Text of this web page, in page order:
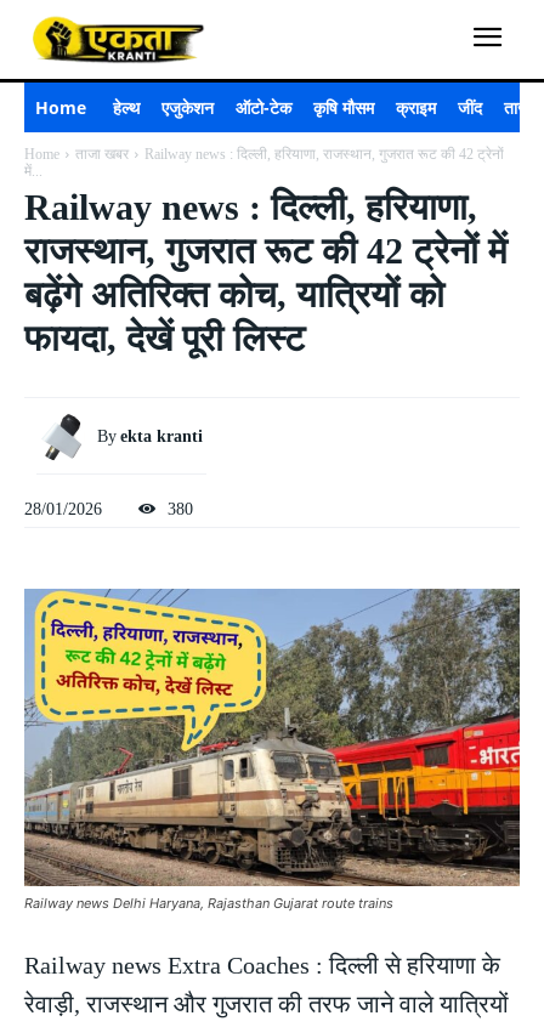
Home हेल्थ एजुकेशन ऑटो-टेक कृषि मौसम क्राइम जींद ताजा
Home ताजा खबर
Railway news : दिल्ली, हरियाणा, राजस्थान, गुजरात रूट की 42 ट्रेनों
में...
Railway news : दिल्ली, हरियाणा,
राजस्थान, गुजरात रूट की 42 ट्रेनों में
बढ़ेंगे अतिरिक्त कोच, यात्रियों को
फायदा, देखें पूरी लिस्ट
By ekta kranti
28/01/2026 380
Railway news Delhi Haryana, Rajasthan Gujarat route trains
Railway news Extra Coaches : दिल्ली से हरियाणा के
रेवाड़ी, राजस्थान और गुजरात की तरफ जाने वाले यात्रियों